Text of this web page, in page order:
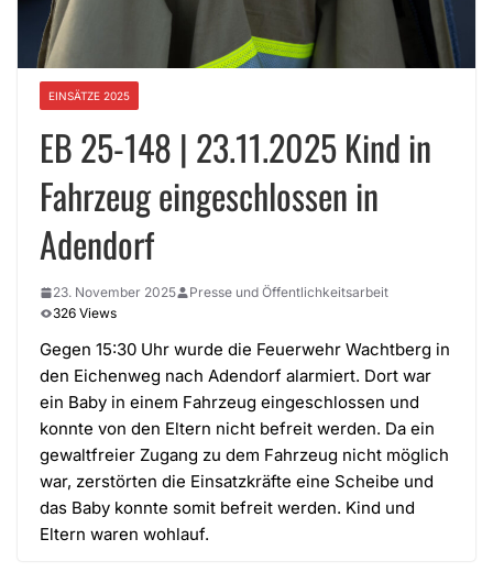
EINSÄTZE 2025
EB 25-148 | 23.11.2025 Kind in
Fahrzeug eingeschlossen in
Adendorf
23. November 2025
Presse und Öffentlichkeitsarbeit
326 Views
Gegen 15:30 Uhr wurde die Feuerwehr Wachtberg in
den Eichenweg nach Adendorf alarmiert. Dort war
ein Baby in einem Fahrzeug eingeschlossen und
konnte von den Eltern nicht befreit werden. Da ein
gewaltfreier Zugang zu dem Fahrzeug nicht möglich
war, zerstörten die Einsatzkräfte eine Scheibe und
das Baby konnte somit befreit werden. Kind und
Eltern waren wohlauf.